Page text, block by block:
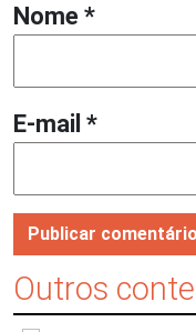
Nome *
E-mail *
Outros